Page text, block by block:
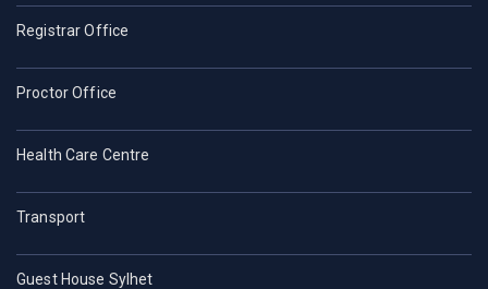
Registrar Office
Proctor Office
Health Care Centre
Transport
Guest House Sylhet